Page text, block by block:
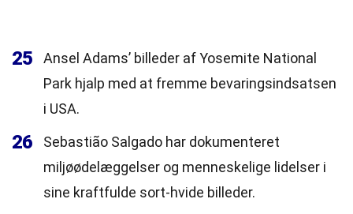
25
Ansel Adams’ billeder af Yosemite National
Park hjalp med at fremme bevaringsindsatsen
i USA.
26
Sebastião Salgado har dokumenteret
miljøødelæggelser og menneskelige lidelser i
sine kraftfulde sort-hvide billeder.